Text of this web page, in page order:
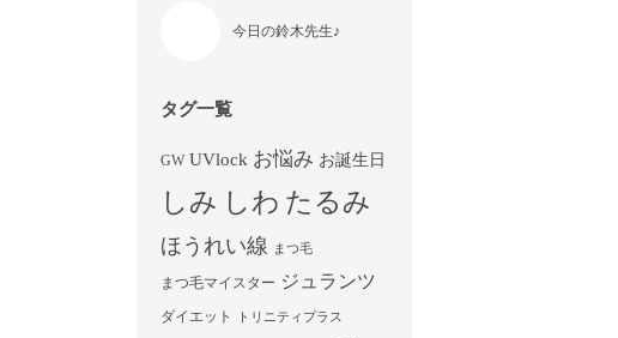
今日の鈴木先生♪
タグ一覧
GW UVlock お悩み お誕生日
しみ しわ たるみ
ほうれい線 まつ毛
まつ毛マイスター ジュランツ
ダイエット トリニティプラス